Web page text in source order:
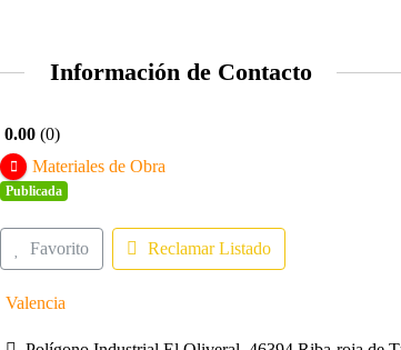
Información de Contacto
0.00 0
Materiales de Obra
Publicada
Favorito Reclamar Listado
Valencia